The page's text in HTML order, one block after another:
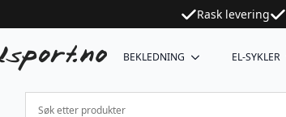
Rask levering
BEKLEDNING EL-SYKLER